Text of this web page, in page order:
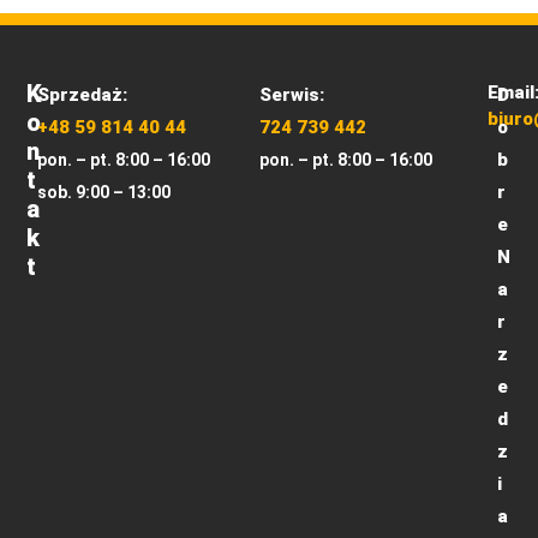
K
O
N
T
A
K
T
Sprzedaż:
+48 59 814 40 44
pon. – pt. 8:00 – 16:00
sob. 9:00 – 13:00
Serwis:
724 739 442
pon. – pt. 8:00 – 16:00
Email:
D
o
b
r
e
N
a
r
z
e
d
z
i
a